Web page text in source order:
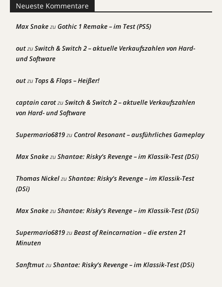
Neueste Kommentare
Max SnakezuGothic 1 Remake – im Test (PS5)
outzuSwitch & Switch 2 – aktuelle Verkaufszahlen von Hard-
und Software
outzu Tops & Flops – Heißer!
captain carotzuSwitch & Switch 2 – aktuelle Verkaufszahlen
von Hard- und Software
Supermario6819zuControl Resonant – ausführliches Gameplay
Max SnakezuShantae: Risky’s Revenge – im Klassik-Test (DSi)
Thomas NickelzuShantae: Risky’s Revenge – im Klassik-Test
(DSi)
Max SnakezuShantae: Risky’s Revenge – im Klassik-Test (DSi)
Supermario6819zuBeast of Reincarnation – die ersten 21
Minuten
SanftmutzuShantae: Risky’s Revenge – im Klassik-Test (DSi)